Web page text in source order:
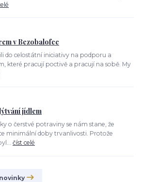
v Bezobalofce
do celostátní iniciativy na podporu a
které pracují poctivě a pracují na sobě. My
jídlem
o čerstvé potraviny se nám stane, že
minimální doby trvanlivosti. Protože
číst celé